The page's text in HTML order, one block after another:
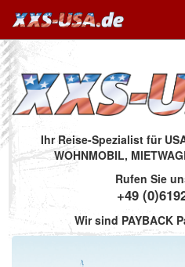
Ihr Reise-Spezialist für
WOHNMOBIL,
Rufen Sie
+49
Wir sind PAYBACK